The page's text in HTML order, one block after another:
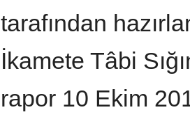
tarafından
İkamete Tâbi
rapor 10 Ekim